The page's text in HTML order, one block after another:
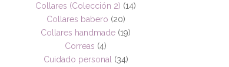
Collares (Colección 2) (14)
Collares babero (20)
Collares handmade (19)
Correas (4)
Cuidado personal (34)